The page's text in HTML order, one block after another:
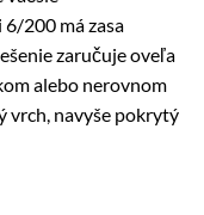
200 má zasa
zaručuje oveľa
alebo nerovnom
vrch, navyše pokrytý